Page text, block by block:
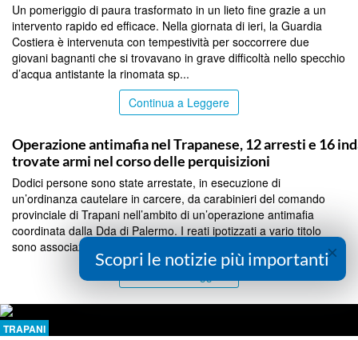
Un pomeriggio di paura trasformato in un lieto fine grazie a un
intervento rapido ed efficace. Nella giornata di ieri, la Guardia
Costiera è intervenuta con tempestività per soccorrere due
giovani bagnanti che si trovavano in grave difficoltà nello specchio
d’acqua antistante la rinomata sp...
Continua a Leggere
Operazione antimafia nel Trapanese, 12 arresti e 16
trovate armi nel corso delle perquisizioni
Dodici persone sono state arrestate, in esecuzione di
un’ordinanza cautelare in carcere, da carabinieri del comando
provinciale di Trapani nell’ambito di un’operazione antimafia
coordinata dalla Dda di Palermo. I reati ipotizzati a vario titolo
sono associazione di tipo mafioso per...
TRAPANI
×
Scopri le notizie più importanti